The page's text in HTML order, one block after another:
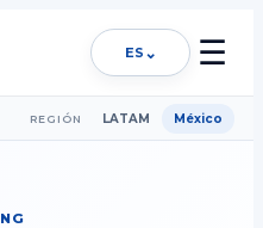
ES ⌄ ☰
REGIÓN LATAM México